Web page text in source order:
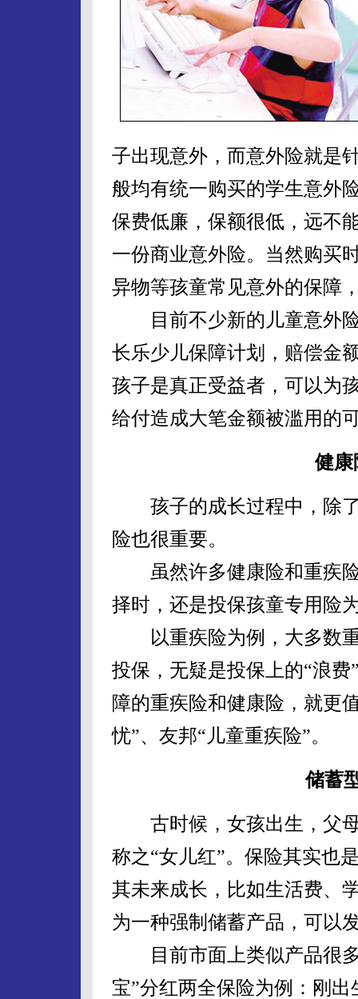
子出现意外，而意外险就是
般均有统一购买的学生意外
保费低廉，保额很低，远不
一份商业意外险。当然购买
异物等孩童常见意外的保障
目前不少新的儿童意外险
长乐少儿保障计划，赔偿金
孩子是真正受益者，可以为
给付造成大笔金额被滥用的
健康
孩子的成长过程中，除了
险也很重要。
虽然许多健康险和重疾险
择时，还是投保孩童专用险
以重疾险为例，大多数重
投保，无疑是投保上的“浪
障的重疾险和健康险，就更
忧”、友邦“儿童重疾险”。
储蓄
古时候，女孩出生，父母
称之“女儿红”。保险其实也
其未来成长，比如生活费、
为一种强制储蓄产品，可以
目前市面上类似产品很多
宝”分红两全保险为例：刚